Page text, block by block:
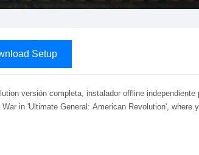
Setup
versión completa, instalador offline independiente
in 'Ultimate General: American Revolution', where